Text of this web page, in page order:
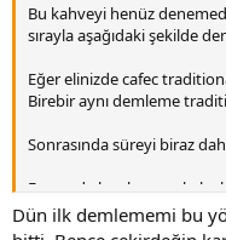
Bu kahveyi henüz
sırayla aşağıdaki şekilde
Eğer elinizde cafec
Birebir aynı demleme
Sonrasında süreyi biraz
En sonda bunlar aynı
Dün ilk demlememi bu